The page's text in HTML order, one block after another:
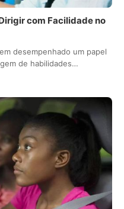
com Facilidade no
desempenhado um papel
de habilidades…